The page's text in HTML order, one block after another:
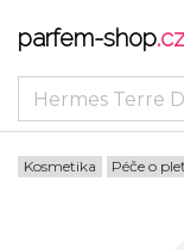
parfem-shop.cz
Kosmetika Péče o